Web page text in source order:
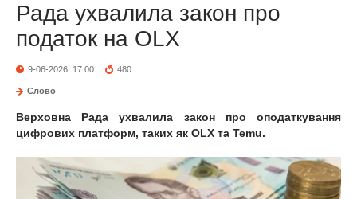
Рада ухвалила закон про
податок на OLX
9-06-2026, 17:00 480
Слово
Верховна Рада ухвалила закон про оподаткування
цифрових платформ, таких як OLX та Temu.